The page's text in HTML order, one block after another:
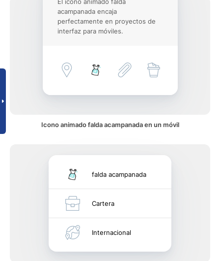
acampanada encaja
perfectamente en proyectos de
interfaz para móviles.
Icono animado falda acampanada en un móvil
falda acampanada
Cartera
Internacional